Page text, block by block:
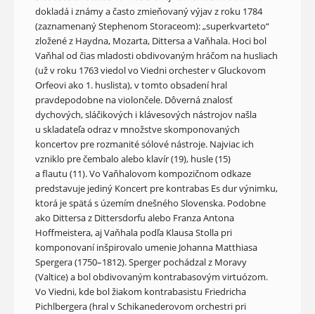
dokladá i známy a často zmieňovaný výjav z roku 1784
(zaznamenaný Stephenom Storaceom): „superkvarteto“
zložené z Haydna, Mozarta, Dittersa a Vaňhala. Hoci bol
Vaňhal od čias mladosti obdivovaným hráčom na husliach
(už v roku 1763 viedol vo Viedni orchester v Gluckovom
Orfeovi ako 1. huslista), v tomto obsadení hral
pravdepodobne na violončele. Dôverná znalosť
dychových, sláčikových i klávesových nástrojov našla
u skladateľa odraz v množstve skomponovaných
koncertov pre rozmanité sólové nástroje. Najviac ich
vzniklo pre čembalo alebo klavír (19), husle (15)
a flautu (11). Vo Vaňhalovom kompozičnom odkaze
predstavuje jediný Koncert pre kontrabas Es dur výnimku,
ktorá je spätá s územím dnešného Slovenska. Podobne
ako Dittersa z Dittersdorfu alebo Franza Antona
Hoffmeistera, aj Vaňhala podľa Klausa Stolla pri
komponovaní inšpirovalo umenie Johanna Matthiasa
Spergera (1750–1812). Sperger pochádzal z Moravy
(Valtice) a bol obdivovaným kontrabasovým virtuózom.
Vo Viedni, kde bol žiakom kontrabasistu Friedricha
Pichlbergera (hral v Schikanederovom orchestri pri